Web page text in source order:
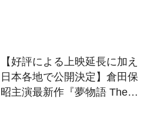
【好評による上映延長に加え
日本各地で公開決定】倉田保
昭主演最新作『夢物語 The